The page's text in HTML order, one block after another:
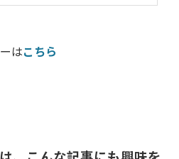
はこちら